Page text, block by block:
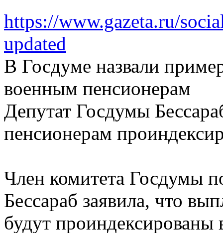
https://www.gazeta.ru/
updated
В Госдуме назвали
военным пенсионерам
Депутат Госдумы
пенсионерам
Член комитета Госдумы
Бессараб заявила, что
будут